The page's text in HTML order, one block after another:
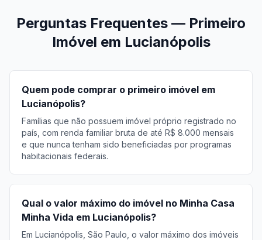
Perguntas Frequentes — Primeiro
Imóvel em Lucianópolis
Quem pode comprar o primeiro imóvel em
Lucianópolis?
Famílias que não possuem imóvel próprio registrado no
país, com renda familiar bruta de até R$ 8.000 mensais
e que nunca tenham sido beneficiadas por programas
habitacionais federais.
Qual o valor máximo do imóvel no Minha Casa
Minha Vida em Lucianópolis?
Em Lucianópolis, São Paulo, o valor máximo dos imóveis